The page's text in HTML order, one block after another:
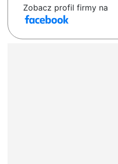
Zobacz profil firmy na